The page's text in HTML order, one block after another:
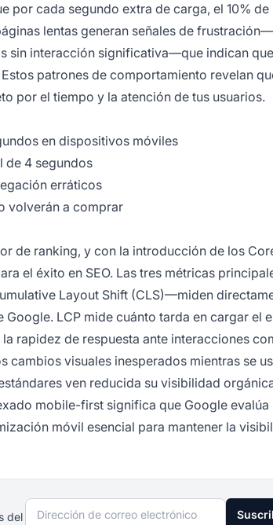
por cada segundo extra de carga, el 10% de
lentas generan señales de
sin interacción significativa—que indican
patrones de comportamiento revelan
por el tiempo y la atención de tus usuarios.
en dispositivos móviles
de 4 segundos
erráticos
volverán a comprar
de ranking, y con la introducción de los
el éxito en SEO. Las tres métricas
Layout Shift (CLS)—miden
LCP mide cuánto tarda en cargar el
rapidez de respuesta ante interacciones
visuales inesperados mientras se
ven reducida su visibilidad
mobile-first significa que Google evalúa
móvil esencial para mantener la
del
Dirección de correo electrónico